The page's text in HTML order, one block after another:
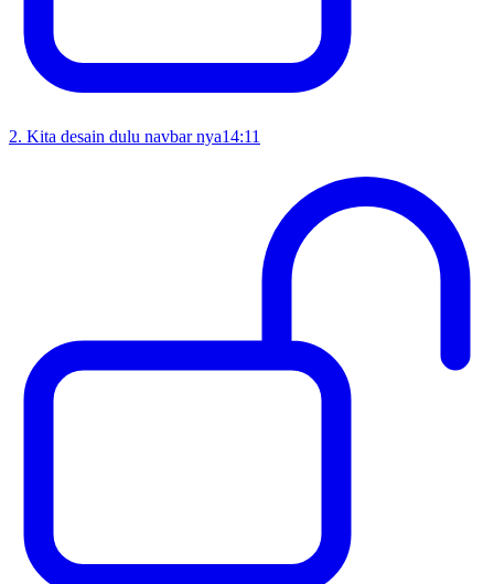
2. Kita desain dulu navbar nya14:11